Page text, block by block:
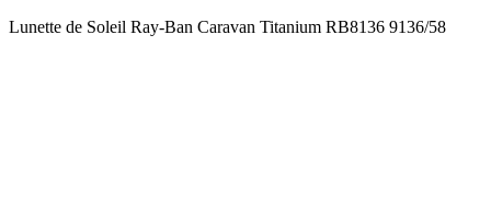
Lunette de Soleil Ray-Ban Caravan Titanium RB8136 9136/58